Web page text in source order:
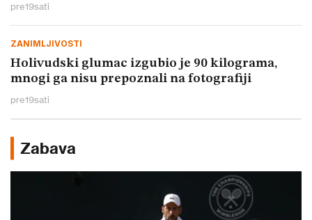
pre19sati
ZANIMLJIVOSTI
Holivudski glumac izgubio je 90 kilograma,
mnogi ga nisu prepoznali na fotografiji
pre19sati
Zabava